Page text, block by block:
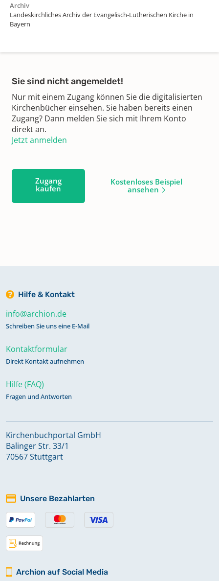
Archiv
Landeskirchliches Archiv der Evangelisch-Lutherischen Kirche in
Bayern
Sie sind nicht angemeldet!
Nur mit einem Zugang können Sie die digitalisierten
Kirchenbücher einsehen. Sie haben bereits einen
Zugang? Dann melden Sie sich mit Ihrem Konto
direkt an.
Jetzt anmelden
Zugang
kaufen
Kostenloses Beispiel
ansehen
Hilfe & Kontakt
info@archion.de
Schreiben Sie uns eine E-Mail
Kontaktformular
Direkt Kontakt aufnehmen
Hilfe (FAQ)
Fragen und Antworten
Kirchenbuchportal GmbH
Balinger Str. 33/1
70567 Stuttgart
Unsere Bezahlarten
Archion auf Social Media